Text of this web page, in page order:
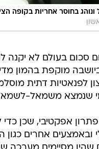
בחוסר אחריות בקופה
בעולם לא יקנה
מוקפת בהמון
לפנאטיות דתית
מי שנמצא משמאל-
אפקטיבי, שכן
ובאמצעים אחרים כגון